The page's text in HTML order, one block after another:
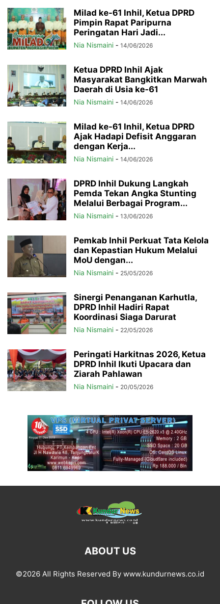
Milad ke-61 Inhil, Ketua DPRD
Pimpin Rapat Paripurna
Peringatan Hari Jadi...
Nia Nismaini - 14/06/2026
Ketua DPRD Inhil Ajak
Masyarakat Bangkitkan Marwah
Daerah di Usia ke-61
Nia Nismaini - 14/06/2026
Milad ke-61 Inhil, Ketua DPRD
Ajak Hadapi Defisit Anggaran
dengan Kerja...
Nia Nismaini - 14/06/2026
DPRD Inhil Dukung Langkah
Pemda Tekan Angka Stunting
Melalui Berbagai Program...
Nia Nismaini - 13/06/2026
Pemkab Inhil Perkuat Tata Kelola
dan Kepastian Hukum Melalui
MoU dengan...
Nia Nismaini - 25/05/2026
Sinergi Penanganan Karhutla,
DPRD Inhil Hadiri Rapat
Koordinasi Siaga Darurat
Nia Nismaini - 22/05/2026
Peringati Harkitnas 2026, Ketua
DPRD Inhil Ikuti Upacara dan
Ziarah Pahlawan
Nia Nismaini - 20/05/2026
ABOUT US
©2026 All Rights Reserved By www.kundurnews.co.id